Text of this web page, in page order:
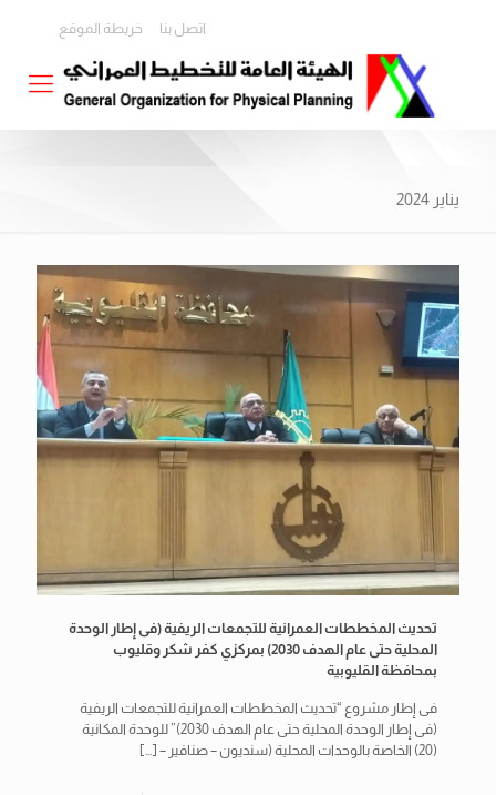
اتصل بنا خريطة الموقع
يناير 2024
تحديث المخططات العمرانية للتجمعات الريفية (فى إطار الوحدة
المحلية حتى عام الهدف 2030) بمركزي كفر شكر وقليوب
بمحافظة القليوبية
فى إطار مشروع “تحديث المخططات العمرانية للتجمعات الريفية
(فى إطار الوحدة المحلية حتى عام الهدف 2030)” للوحدة المكانية
(20) الخاصة بالوحدات المحلية (سنديون – صنافير –
[…]